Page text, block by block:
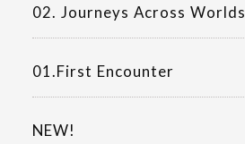
02. Journeys Across Worlds
01.First Encounter
NEW!